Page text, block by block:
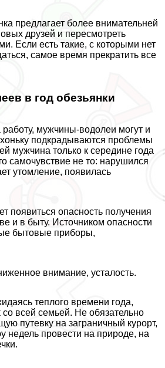
предлагает более внимательней
друзей и пересмотреть
Если есть такие, с которыми нет
самое время прекратить все
в год обезьянки
мужчины-водолеи могут и
подкрадываются проблемы
мужчина только к середине года
самочувствие не то: нарушился
утомление, появилась
появиться опасность получения
и в быту. Источником опасности
бытовые приборы,
внимание, усталость.
теплого времени года,
со всей семьей. Не обязательно
путевку на заграничный курорт,
недель провести на природе, на